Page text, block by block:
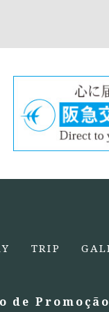
TRIP
de